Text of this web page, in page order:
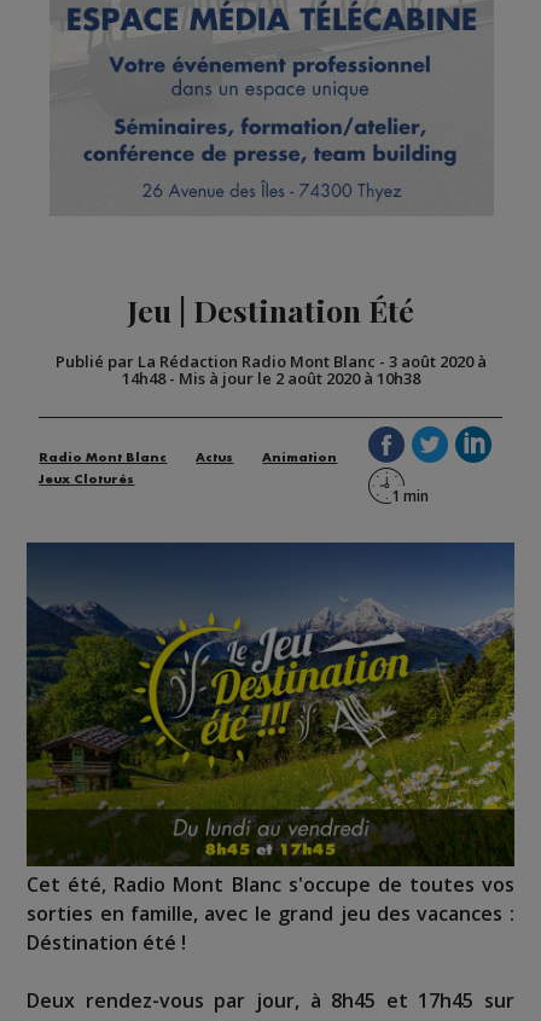
Jeu | Destination Été
Publié par La Rédaction Radio Mont Blanc - 3 août 2020 à
14h48- Mis à jour le 2 août 2020 à 10h38
Radio Mont Blanc Actus
Animation
Jeux Cloturés
Cet été, Radio Mont Blanc s'occupe de toutes vos
sorties en famille, avec le grand jeu des vacances :
Déstination été !
Deux rendez-vous par jour, à 8h45 et 17h45 sur